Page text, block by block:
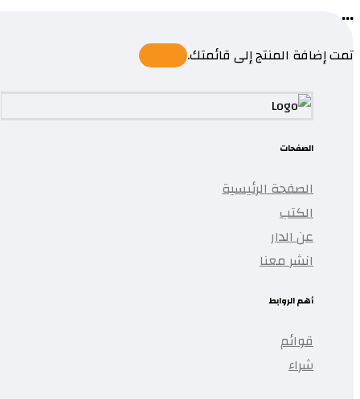
...
تمت إضافة المنتج إلى قائمتك.
الصفحات
الصفحة الرئيسية
الكتب
عن الدار
انشر معنا
أهم الروابط
قوائم
شراء